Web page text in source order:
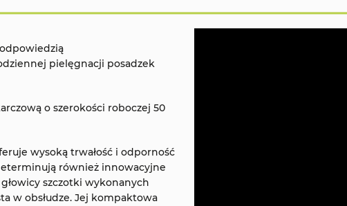
pielęgnacji posadzek
o szerokości roboczej 50
wysoką trwałość i odporność
również innowacyjne
szczotki wykonanych
w obsłudze. Jej kompaktowa